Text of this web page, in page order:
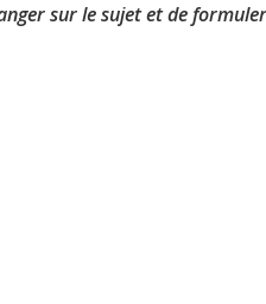
sur le sujet et de